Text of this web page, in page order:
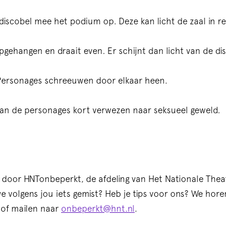
mee het podium op. Deze kan licht de zaal in
en draait even. Er schijnt dan licht van de
schreeuwen door elkaar heen.
de personages kort verwezen naar seksueel geweld.
door HNTonbeperkt, de afdeling van Het Nationale
volgens jou iets gemist? Heb je tips voor ons? We
mailen naar onbeperkt@hnt.nl.